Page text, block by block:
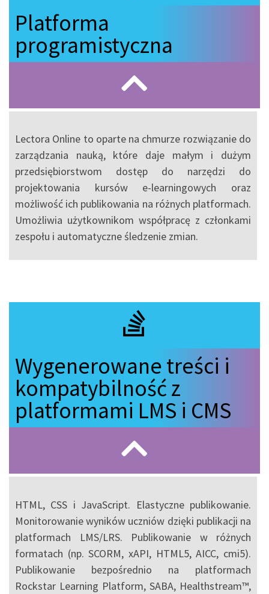
Platforma
programistyczna
Lectora Online to oparte na chmurze rozwiązanie do
zarządzania nauką, które daje małym i dużym
przedsiębiorstwom dostęp do narzędzi do
projektowania kursów e-learningowych oraz
możliwość ich publikowania na różnych platformach.
Umożliwia użytkownikom współpracę z członkami
zespołu i automatyczne śledzenie zmian.
Wygenerowane treści i
kompatybilność z
platformami LMS i CMS
HTML, CSS i JavaScript. Elastyczne publikowanie.
Monitorowanie wyników uczniów dzięki publikacji na
platformach LMS/LRS. Publikowanie w różnych
formatach (np. SCORM, xAPI, HTML5, AICC, cmi5).
Publikowanie bezpośrednio na platformach
Rockstar Learning Platform, SABA, Healthstream™,